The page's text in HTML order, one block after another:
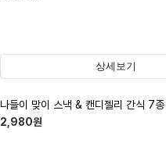
상세보기
나들이 맞이 스낵 & 캔디젤리 간식 7종
2,980원